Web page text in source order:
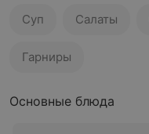
Суп Салаты
Гарниры
Основные блюда